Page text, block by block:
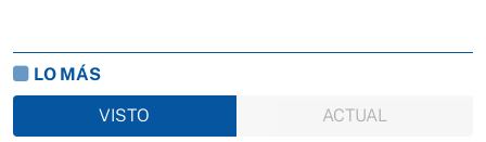
LO MÁS
VISTO
ACTUAL